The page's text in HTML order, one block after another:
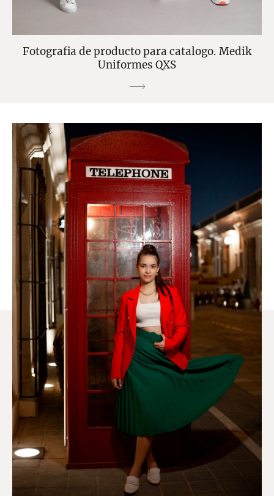
Fotografia de producto para catalogo. Medik
Uniformes QXS